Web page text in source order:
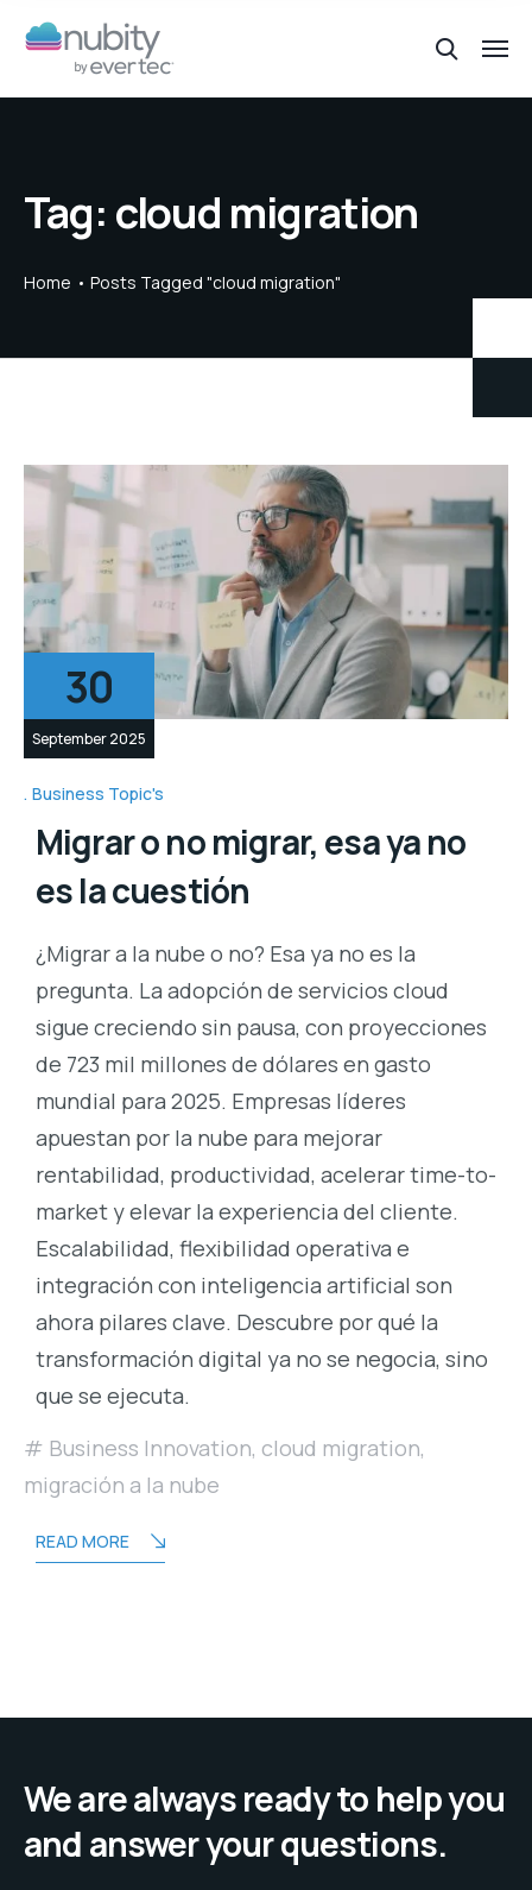
Tag: cloud migration
Home Posts Tagged "cloud migration"
30
September 2025
Business Topic's
Migrar o no migrar, esa ya no
es la cuestión
¿Migrar a la nube o no? Esa ya no es la
pregunta. La adopción de servicios cloud
sigue creciendo sin pausa, con proyecciones
de 723 mil millones de dólares en gasto
mundial para 2025. Empresas líderes
apuestan por la nube para mejorar
rentabilidad, productividad, acelerar time-to-
market y elevar la experiencia del cliente.
Escalabilidad, flexibilidad operativa e
integración con inteligencia artificial son
ahora pilares clave. Descubre por qué la
transformación digital ya no se negocia, sino
que se ejecuta.
Business Innovation, cloud migration,
migración a la nube
READ MORE
We are always ready to help you
and answer your questions.